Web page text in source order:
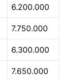
6.200.000
7.750.000
6.300.000
7.650.000